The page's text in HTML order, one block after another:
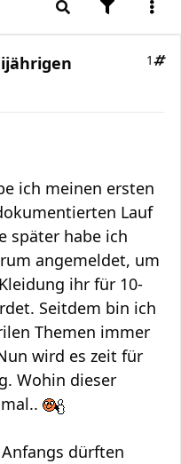
1
ich meinen ersten
Lauf
später habe ich
angemeldet, um
ihr für 10-
Seitdem bin ich
Themen immer
wird es zeit für
Wohin dieser
dürften